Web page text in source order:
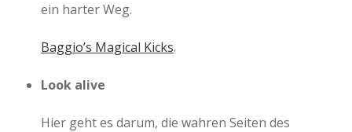
ein harter Weg.
Baggio’s Magical Kicks.
Look alive
Hier geht es darum, die wahren Seiten des